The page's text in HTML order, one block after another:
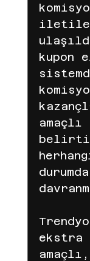
ekstra